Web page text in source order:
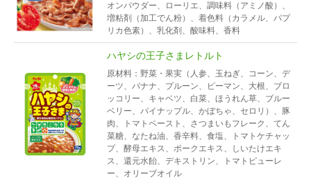
オンパウダー、ローリエ、調味料（アミノ酸）、
増粘剤（加工でん粉）、着色料（カラメル、パプ
リカ色素）、乳化剤、酸味料、香料
ハヤシの王子さまレトルト
原材料：野菜・果実（人参、玉ねぎ、コーン、デ
ーツ、バナナ、プルーン、ピーマン、大根、ブロ
ッコリー、キャベツ、白菜、ほうれん草、ブルー
ベリー、パイナップル、かぼちゃ、セロリ）、豚
肉、トマトペースト、さつまいもフレーク、てん
菜糖、なたね油、香辛料、食塩、トマトケチャッ
プ、酵母エキス、ポークエキス、しいたけエキ
ス、還元水飴、デキストリン、トマトピューレ
ー、オリーブオイル